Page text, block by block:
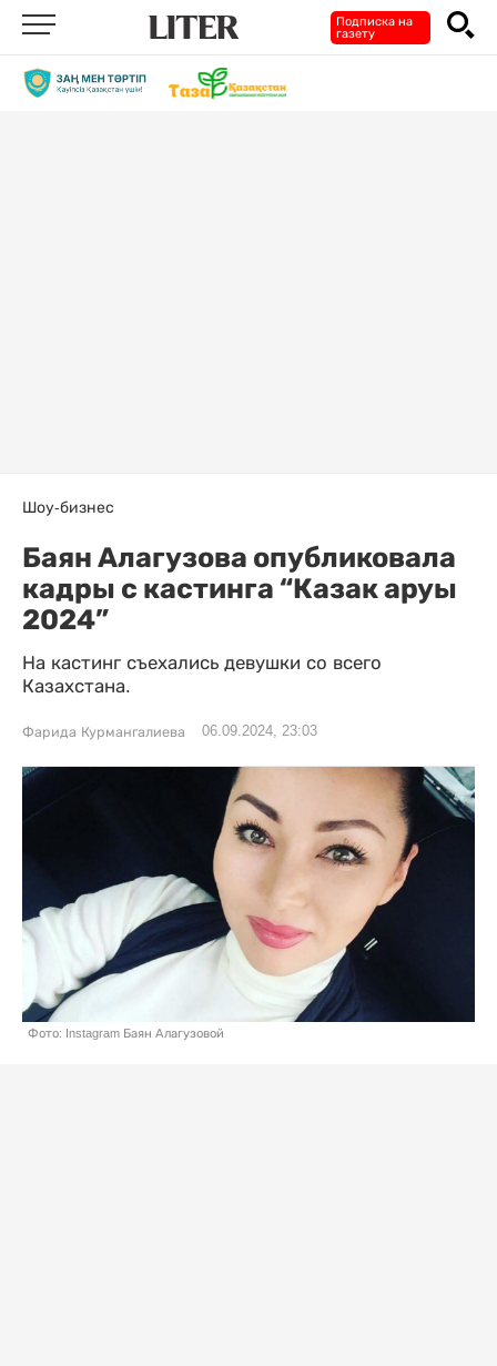
Подписка на
газету
Шоу-бизнес
Баян Алагузова опубликовала
кадры с кастинга “Казак аруы
2024”
На кастинг съехались девушки со всего
Казахстана.
Фарида Курмангалиева 06.09.2024, 23:03
Фото: Instagram Баян Алагузовой